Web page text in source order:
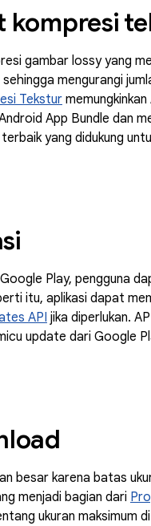
kompresi
gambar lossy yang
mengurangi
Tekstur
App Bundle dan
yang didukung
Play, pengguna
itu, aplikasi dapat
API jika diperlukan.
update dari Google
besar karena batas
menjadi bagian dari
ukuran maksimum di